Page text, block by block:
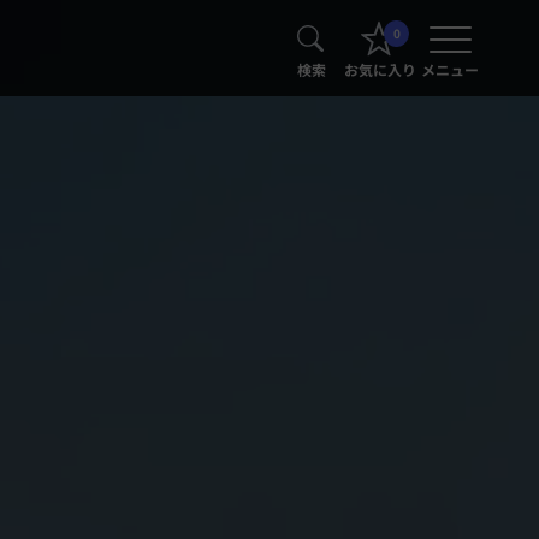
検索
0
お気に入り メニュー